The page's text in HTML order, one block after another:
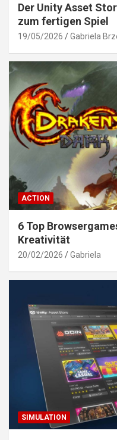
Der Unity Asset
zum fertigen Spiel
19/05/2026 Gabriela
ACTION
6 Top
Kreativität
20/02/2026 Gabriela
SIMULATION